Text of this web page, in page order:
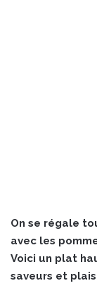
On se régale
avec les
Voici un plat
saveurs et